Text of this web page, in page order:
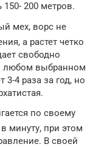
200 метров.
мех, ворс не
а растет четко
свободно
любом выбранном
4 раза за год, но
по своему
минуту, при этом
В своей